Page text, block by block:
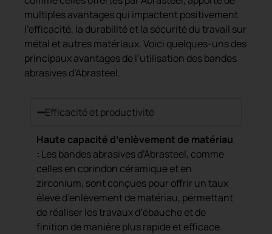
multiples avantages qui impactent positivement
l’efficacité, la durabilité et la sécurité du travail sur
métal et autres matériaux. Voici quelques-uns des
principaux avantages de l’utilisation des bandes
abrasives d’Abrasteel.
Efficacité et productivité
Haute capacité d’enlèvement de matériau
: Les bandes abrasives d’Abrasteel, comme
celles en corindon céramique et en
zirconium, sont conçues pour offrir un taux
élevé d’enlèvement de matériau, permettant
de réaliser les travaux d’ébauche et de
finition de manière plus rapide et efficace.